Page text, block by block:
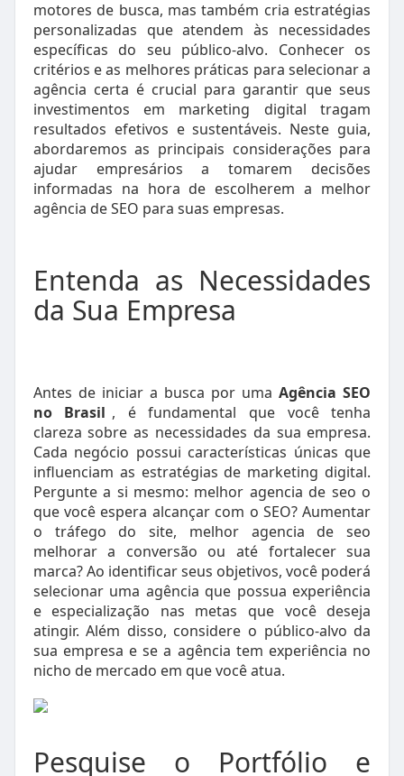
motores de busca, mas também cria estratégias
personalizadas que atendem às necessidades
específicas do seu público-alvo. Conhecer os
critérios e as melhores práticas para selecionar a
agência certa é crucial para garantir que seus
investimentos em marketing digital tragam
resultados efetivos e sustentáveis. Neste guia,
abordaremos as principais considerações para
ajudar empresários a tomarem decisões
informadas na hora de escolherem a melhor
agência de SEO para suas empresas.
Entenda as Necessidades
da Sua Empresa
Antes de iniciar a busca por umaAgência SEO
no Brasil , é fundamental que você tenha
clareza sobre as necessidades da sua empresa.
Cada negócio possui características únicas que
influenciam as estratégias de marketing digital.
Pergunte a si mesmo: melhor agencia de seo o
que você espera alcançar com o SEO? Aumentar
o tráfego do site, melhor agencia de seo
melhorar a conversão ou até fortalecer sua
marca? Ao identificar seus objetivos, você poderá
selecionar uma agência que possua experiência
e especialização nas metas que você deseja
atingir. Além disso, considere o público-alvo da
sua empresa e se a agência tem experiência no
nicho de mercado em que você atua.
Pesquise o Portfólio e